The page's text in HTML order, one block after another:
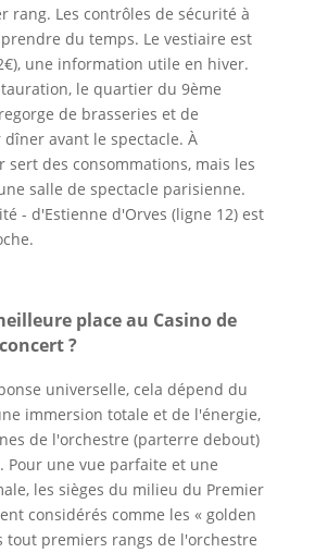
rang. Les contrôles de sécurité à
du temps. Le vestiaire est
une information utile en hiver.
le quartier du 9ème
de brasseries et de
avant le spectacle. À
des consommations, mais les
salle de spectacle parisienne.
- d'Estienne d'Orves (ligne 12) est
place au Casino de
?
universelle, cela dépend du
immersion totale et de l'énergie,
de l'orchestre (parterre debout)
Pour une vue parfaite et une
les sièges du milieu du Premier
considérés comme les « golden
tout premiers rangs de l'orchestre